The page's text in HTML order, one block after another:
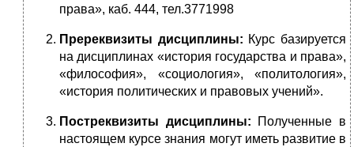
права», каб. 444, тел.3771998
Пререквизиты дисциплины: Курс базируется
на дисциплинах «история государства и права»,
«философия», «социология», «политология»,
«история политических и правовых учений».
Постреквизиты дисциплины: Полученные в
настоящем курсе знания могут иметь развитие в